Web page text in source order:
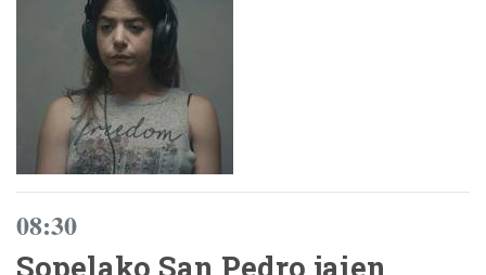
08:30
Sopelako San Pedro jaien